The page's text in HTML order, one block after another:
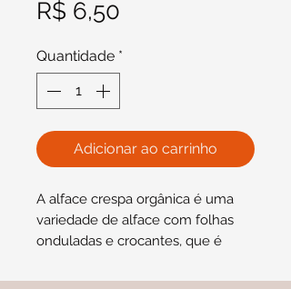
R$ 6,50
Quantidade *
Adicionar ao carrinho
A alface crespa orgânica é uma
variedade de alface com folhas
onduladas e crocantes, que é
ou fertilizantes sintéticos. A alface